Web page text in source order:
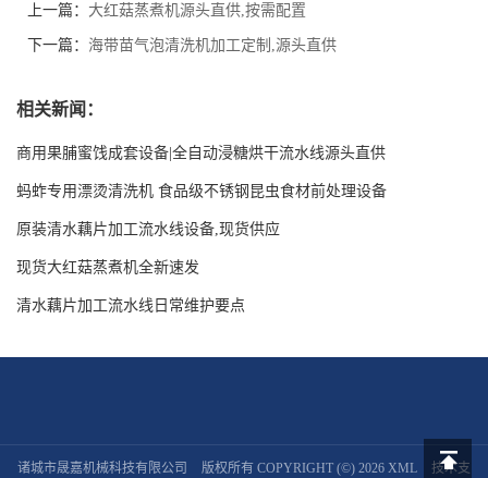
上一篇： 大红菇蒸煮机源头直供,按需配置
下一篇： 海带苗气泡清洗机加工定制,源头直供
相关新闻：
商用果脯蜜饯成套设备|全自动浸糖烘干流水线源头直供
蚂蚱专用漂烫清洗机 食品级不锈钢昆虫食材前处理设备
原装清水藕片加工流水线设备,现货供应
现货大红菇蒸煮机全新速发
清水藕片加工流水线日常维护要点
诸城市晟嘉机械科技有限公司 版权所有 COPYRIGHT (©) 2026 XML 技术支